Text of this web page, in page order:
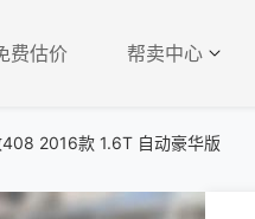
费估价 帮卖中心
2016款 1.6T 自动豪华版